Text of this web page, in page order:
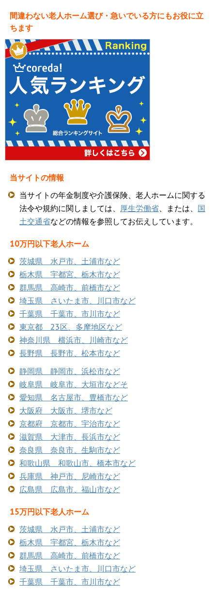
間違わない老人ホーム選び・急いでいる方にもお役に立
ちます
当サイトの情報
当サイトの年金制度や介護保険、老人ホームに関する
法令や規約に関しましては、 厚生労働省 、または、 国
土交通省などの情報を参照してお伝えしています。
10万円以下老人ホーム
茨城県 水戸市、土浦市など
栃木県 宇都宮、栃木市など
群馬県 高崎市、前橋市など
埼玉県 さいたま市、川口市など
千葉県 千葉市、市川市など
東京都 23区、多摩地区など
神奈川県 横浜市、川崎市など
長野県 長野市、松本市など
静岡県 静岡市、浜松市など
岐阜県 岐阜市、大垣市などそ
愛知県 名古屋市、豊橋市など
大阪府 大阪市、堺市など
京都府 京都市、宇治市など
滋賀県 大津市、長浜市など
奈良県 奈良市、生駒市など
和歌山県 和歌山市、橋本市など
兵庫県 神戸市、尼崎市など
広島県 広島市、福山市など
15万円以下老人ホーム
茨城県 水戸市、土浦市など
栃木県 宇都宮、栃木市など
群馬県 高崎市、前橋市など
埼玉県 さいたま市、川口市など
千葉県 千葉市、市川市など